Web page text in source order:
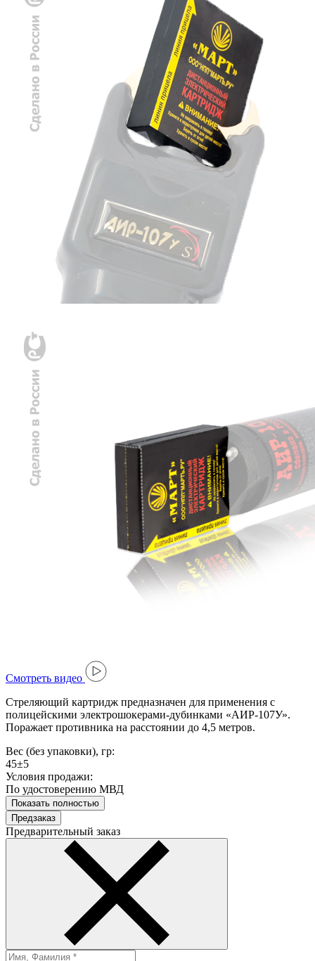
Cмотреть видео
Стреляющий картридж предназначен для применения с
полицейскими электрошокерами-дубинками «АИР-107У».
Поражает противника на расстоянии до 4,5 метров.
Вес (без упаковки), гр:
45±5
Условия продажи:
По удостоверению МВД
Показать полностью
Предзаказ
Предварительный заказ